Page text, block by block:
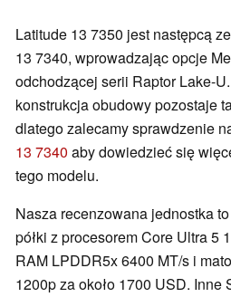
Latitude 13 7350 jest następcą
13 7340, wprowadzając opcje
odchodzącej serii Raptor Lake-
konstrukcja obudowy pozostaje
dlatego zalecamy sprawdzenie
13 7340 aby dowiedzieć się
tego modelu.
Nasza recenzowana jednostka
półki z procesorem Core Ultra 5
RAM LPDDR5x 6400 MT/s i
1200p za około 1700 USD. Inne